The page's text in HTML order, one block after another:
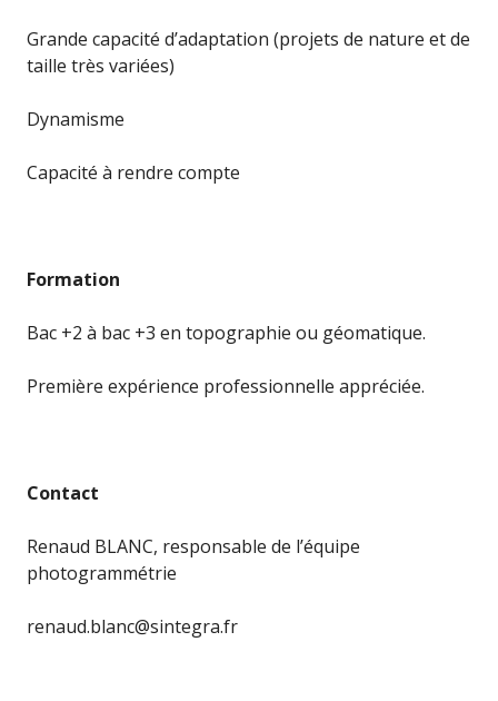
Grande capacité d’adaptation (projets de nature et de
taille très variées)
Dynamisme
Capacité à rendre compte
Formation
Bac +2 à bac +3 en topographie ou géomatique.
Première expérience professionnelle appréciée.
Contact
Renaud BLANC, responsable de l’équipe
photogrammétrie
renaud.blanc@sintegra.fr